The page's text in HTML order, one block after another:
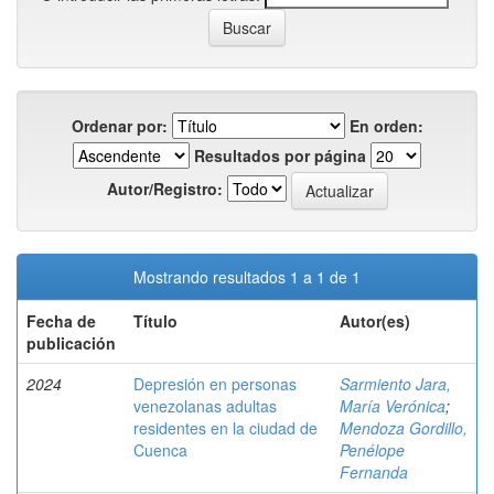
Ordenar por:
En orden:
Resultados por página
Autor/Registro:
Mostrando resultados 1 a 1 de 1
Fecha de
publicación
Título Autor(es)
2024
Depresión en personas
venezolanas adultas
residentes en la ciudad de
Cuenca
Sarmiento Jara,
María Verónica;
Mendoza Gordillo,
Penélope
Fernanda